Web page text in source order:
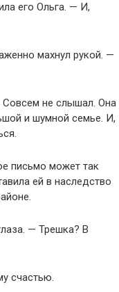
его Ольга. — И,
махнул рукой. —
Совсем не слышал. Она
и шумной семье. И,
письмо может так
ей в наследство
— Трешка? В
счастью.